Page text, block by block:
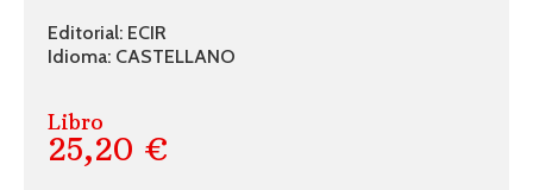
Editorial: ECIR
Idioma: CASTELLANO
Libro
25,20 €